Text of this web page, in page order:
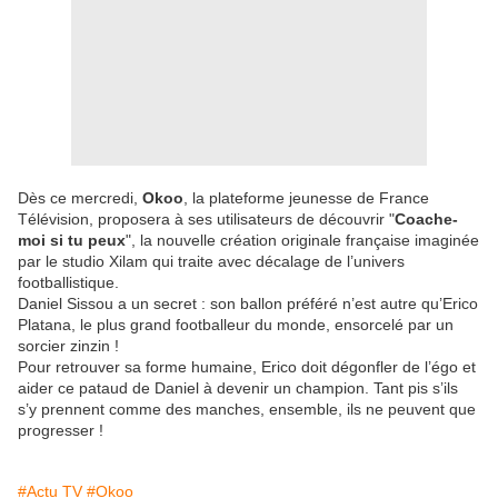
Dès ce mercredi, Okoo , la plateforme jeunesse de France
Télévision, proposera à ses utilisateurs de découvrir "Coache-
moi si tu peux", la nouvelle création originale française imaginée
par le studio Xilam qui traite avec décalage de l’univers
footballistique.
Daniel Sissou a un secret : son ballon préféré n’est autre qu’Erico
Platana, le plus grand footballeur du monde, ensorcelé par un
sorcier zinzin !
Pour retrouver sa forme humaine, Erico doit dégonfler de l’égo et
aider ce pataud de Daniel à devenir un champion. Tant pis s’ils
s’y prennent comme des manches, ensemble, ils ne peuvent que
progresser !
#Actu TV #Okoo